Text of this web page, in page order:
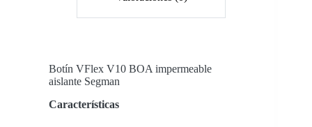
Botín VFlex V10 BOA impermeable
aislante Segman
Características